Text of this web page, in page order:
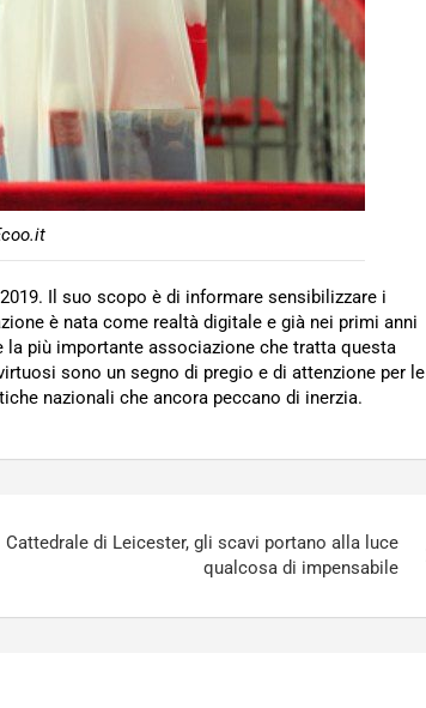
Il suo scopo è di informare sensibilizzare i
è nata come realtà digitale e già nei primi anni
più importante associazione che tratta questa
sono un segno di pregio e di attenzione per le
nazionali che ancora peccano di inerzia.
Cattedrale di Leicester, gli scavi portano alla luce
qualcosa di impensabile